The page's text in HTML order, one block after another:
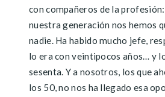
con compañeros de la
nuestra generación nos hemos
nadie. Ha habido mucho jefe,
lo era con veintipocos años… y
sesenta. Y a nosotros, los que
los 50, no nos ha llegado esa